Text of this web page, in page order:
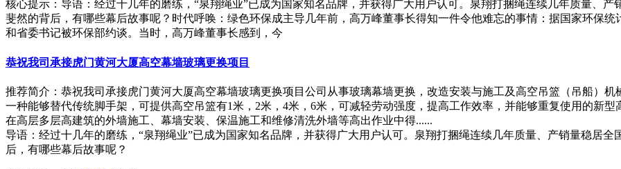
核心提示：导语：经过十几年的磨练，“泉翔绳业”已成为国家知名品牌，并获得广大用户认可。泉翔打捆绳连续几年质量、
斐然的背后，有哪些幕后故事呢？时代呼唤：绿色环保成主导几年前，高万峰董事长得知一件令他难忘的事情：据国家环保
和省委书记被环保部约谈。当时，高万峰董事长感到，今
恭祝我司承接虎门黄河大厦高空幕墙玻璃更换项目
推荐简介：恭祝我司承接虎门黄河大厦高空幕墙玻璃更换项目公司从事玻璃幕墙更换，改造安装与施工及高空吊篮（吊船）
一种能够替代传统脚手架，可提供高空吊篮有1米，2米，4米，6米，可减轻劳动强度，提高工作效率，并能够重复使用的新
在高层多层高建筑的外墙施工、幕墙安装、保温施工和维修清洗外墙等高出作业中得......
导语：经过十几年的磨练，“泉翔绳业”已成为国家知名品牌，并获得广大用户认可。泉翔打捆绳连续几年质量、产销量稳居
后，有哪些幕后故事呢？